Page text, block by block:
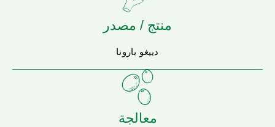
منتج / مصدر
دييغو بارونا
معالجة